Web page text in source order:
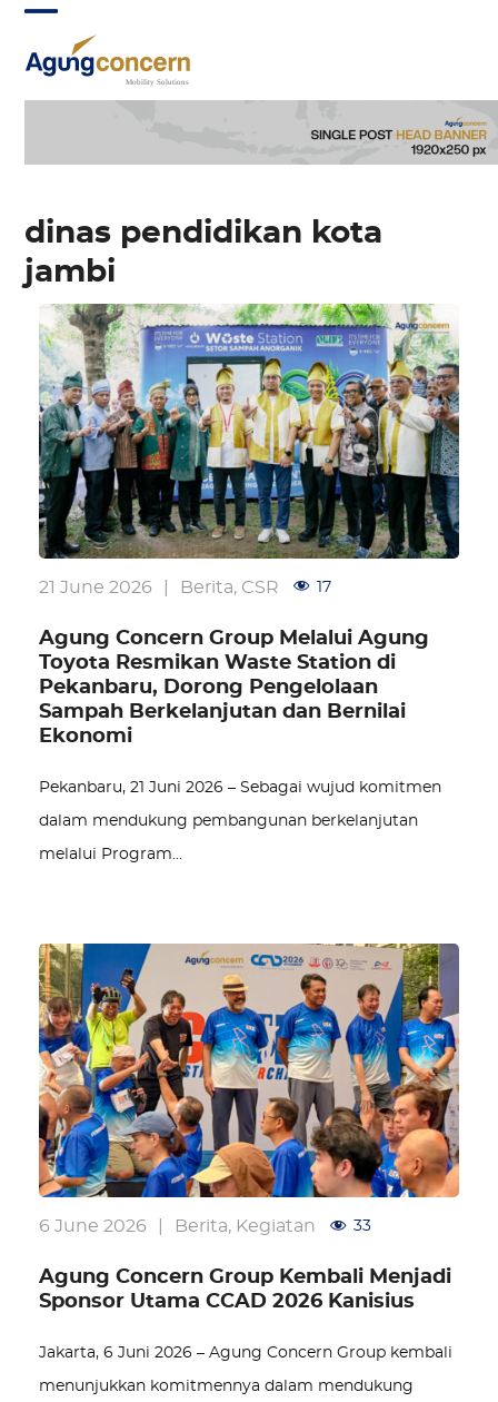
Skip
Open
mobile
menu
Close
mobile
menu
dinas pendidikan kota
jambi
21 June 2026 Berita, CSR 17
Agung Concern Group Melalui Agung
Toyota Resmikan Waste Station di
Pekanbaru, Dorong Pengelolaan
Sampah Berkelanjutan dan Bernilai
Ekonomi
Pekanbaru, 21 Juni 2026 – Sebagai wujud komitmen
dalam mendukung pembangunan berkelanjutan
melalui Program…
6 June 2026 Berita, Kegiatan 33
Agung Concern Group Kembali Menjadi
Sponsor Utama CCAD 2026 Kanisius
Jakarta, 6 Juni 2026 – Agung Concern Group kembali
menunjukkan komitmennya dalam mendukung